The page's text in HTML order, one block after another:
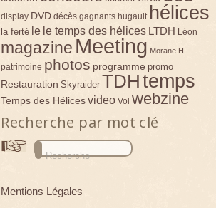
display DVD décès gagnants hugault hélices
la ferté le le temps des hélices LTDH Léon
magazine Meeting Morane H
patrimoine photos programme promo
Restauration Skyraider TDHtemps
Temps des Hélicesvideo Vol webzine
Recherche par mot clé
-------------------------
Mentions Légales